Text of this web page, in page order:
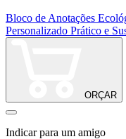
Bloco de Anotações
Personalizado Prático e
ORÇAR
Indicar para um amigo